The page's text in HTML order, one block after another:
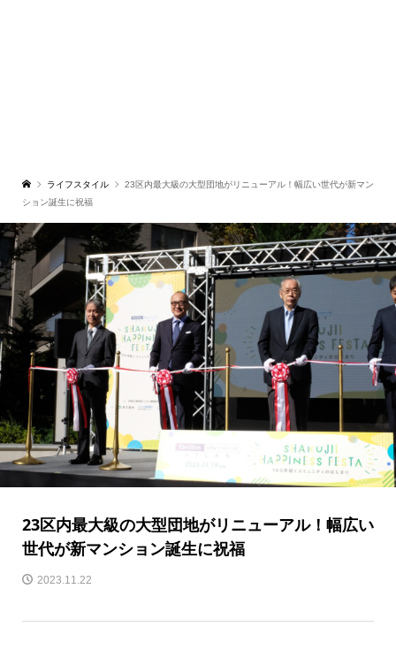
ライフスタイル
23区内最大級の大型団地がリニューアル！幅広い世代が新マン
ション誕生に祝福
23区内最大級の大型団地がリニューアル！幅広い
世代が新マンション誕生に祝福
2023.11.22